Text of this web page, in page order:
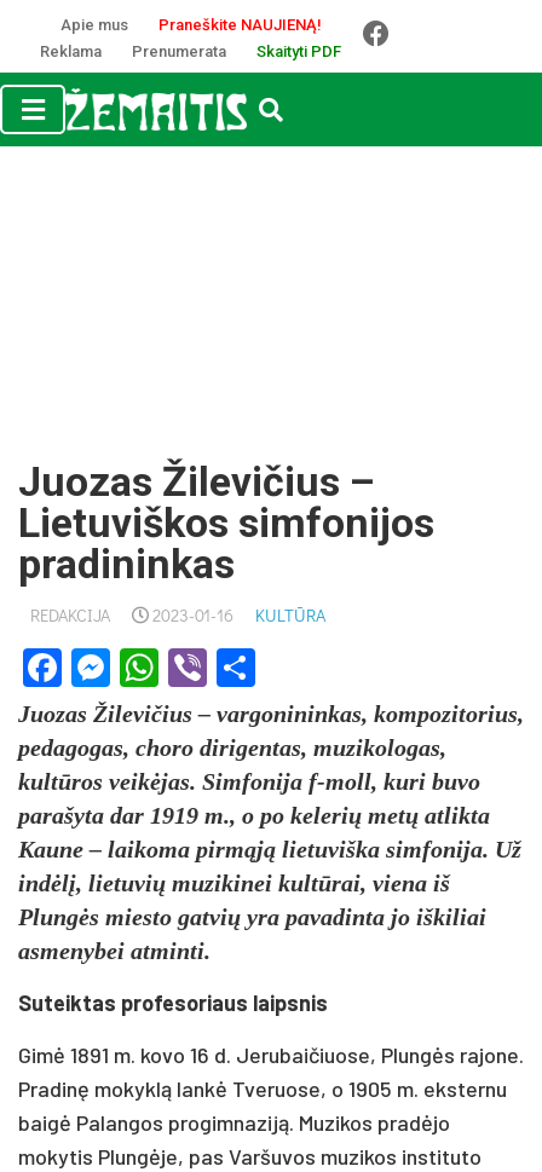
Apie mus
Praneškite NAUJIENĄ!
Reklama
Prenumerata Skaityti PDF
Juozas Žilevičius –
Lietuviškos simfonijos
pradininkas
REDAKCIJA 2023-01-16 KULTŪRA
Facebook
Messenger
WhatsApp
Viber
Juozas Žilevičius – vargonininkas, kompozitorius,
pedagogas, choro dirigentas, muzikologas,
kultūros veikėjas. Simfonija f-moll, kuri buvo
parašyta dar 1919 m., o po kelerių metų atlikta
Kaune – laikoma pirmąją lietuviška simfonija. Už
indėlį, lietuvių muzikinei kultūrai, viena iš
Plungės miesto gatvių yra pavadinta jo iškiliai
asmenybei atminti.
Suteiktas profesoriaus laipsnis
Gimė 1891 m. kovo 16 d. Jerubaičiuose, Plungės rajone.
Pradinę mokyklą lankė Tveruose, o 1905 m. eksternu
baigė Palangos progimnaziją. Muzikos pradėjo
mokytis Plungėje, pas Varšuvos muzikos instituto